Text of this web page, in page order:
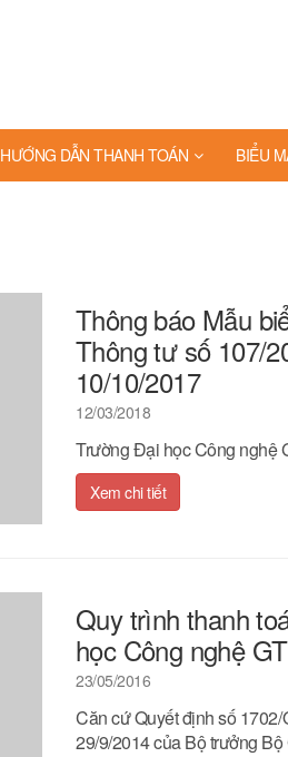
HƯỚNG DẪN THANH TOÁN BIỂU
Thông báo Mẫu
Thông tư số 107/
10/10/2017
12/03/2018
Trường Đại học Công nghệ
Xem chi tiết
Quy trình thanh
học Công nghệ
23/05/2016
Căn cứ Quyết định số
29/9/2014 của Bộ trưởng